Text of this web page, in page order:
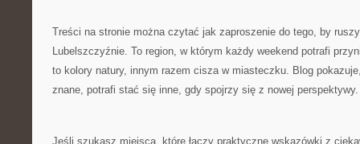
Treści na stronie można czytać jak zaproszenie do tego, by
Lubelszczyźnie. To region, w którym każdy weekend potrafi
to kolory natury, innym razem cisza w miasteczku. Blog
znane, potrafi stać się inne, gdy spojrzy się z nowej perspektywy.
Jeśli szukasz miejsca, które łączy praktyczne wskazówki z